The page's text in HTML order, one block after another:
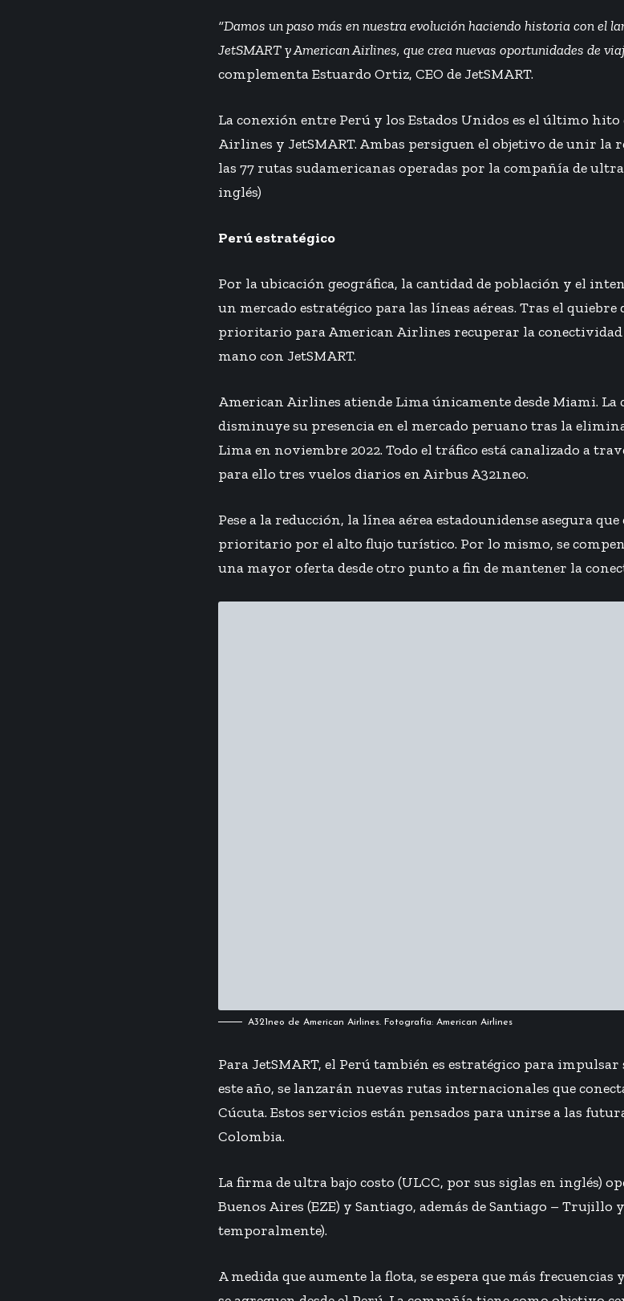
“Damos un paso más en nuestra evolución haciendo historia con el
JetSMART y American Airlines, que crea nuevas oportunidades de
complementa Estuardo Ortiz, CEO de JetSMART.
La conexión entre Perú y los Estados Unidos es el último
Airlines y JetSMART. Ambas persiguen el objetivo de unir la
las 77 rutas sudamericanas operadas por la compañía de
inglés)
Perú estratégico
Por la ubicación geográfica, la cantidad de población y el
un mercado estratégico para las líneas aéreas. Tras el quiebre
prioritario para American Airlines recuperar la conectividad
mano con JetSMART.
American Airlines atiende Lima únicamente desde Miami. La
disminuye su presencia en el mercado peruano tras la
Lima en noviembre 2022. Todo el tráfico está canalizado a
para ello tres vuelos diarios en Airbus A321neo.
Pese a la reducción, la línea aérea estadounidense asegura
prioritario por el alto flujo turístico. Por lo mismo, se
una mayor oferta desde otro punto a fin de mantener la
A321neo de American Airlines. Fotografía: American Airlines
Para JetSMART, el Perú también es estratégico para
este año, se lanzarán nuevas rutas internacionales que
Cúcuta. Estos servicios están pensados para unirse a las
Colombia.
La firma de ultra bajo costo (ULCC, por sus siglas en inglés)
Buenos Aires (EZE) y Santiago, además de Santiago – Trujillo
temporalmente).
A medida que aumente la flota, se espera que más